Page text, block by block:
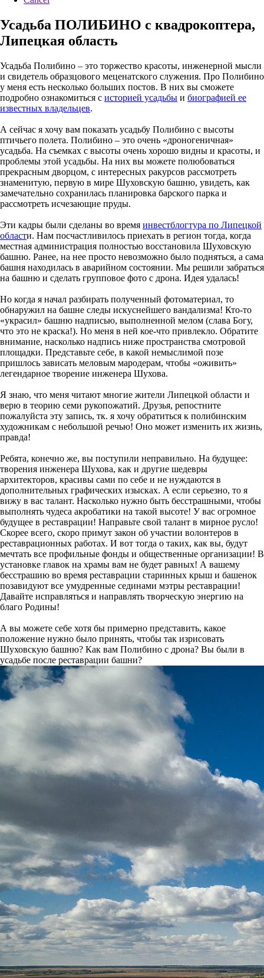
Усадьба ПОЛИБИНО с квадрокоптера,
Липецкая область
Усадьба Полибино – это торжество красоты, инженерной мысли
и свидетель образцового меценатского служения. Про Полибино
у меня есть несколько больших постов. В них вы сможете
подробно ознакомиться с историей усадьбы и биографией ее
известных владельцев.
А сейчас я хочу вам показать усадьбу Полибино с высоты
птичьего полета. Полибино – это очень «дроногеничная»
усадьба. На съемках с высоты очень хорошо видны и красоты, и
проблемы этой усадьбы. На них вы можете полюбоваться
прекрасным дворцом, с интересных ракурсов рассмотреть
знаменитую, первую в мире Шуховскую башню, увидеть, как
замечательно сохранилась планировка барского парка и
рассмотреть исчезающие пруды.
Эти кадры были сделаны во время инвестблогтура по Липецкой
области. Нам посчастливилось приехать в регион тогда, когда
местная администрация полностью восстановила Шуховскую
башню. Ранее, на нее просто невозможно было подняться, а сама
башня находилась в аварийном состоянии. Мы решили забраться
на башню и сделать групповое фото с дрона. Идея удалась!
Но когда я начал разбирать полученный фотоматериал, то
обнаружил на башне следы искуснейшего вандализма! Кто-то
«украсил» башню надписью, выполненной мелом (слава Богу,
что это не краска!). Но меня в ней кое-что привлекло. Обратите
внимание, насколько надпись ниже пространства смотровой
площадки. Представьте себе, в какой немыслимой позе
пришлось зависать меловым мародерам, чтобы «оживить»
легендарное творение инженера Шухова.
Я знаю, что меня читают многие жители Липецкой области и
верю в теорию семи рукопожатий. Друзья, репостните
пожалуйста эту запись, тк. я хочу обратиться к полибинским
художникам с небольшой речью! Оно может изменить их жизнь,
правда!
Ребята, конечно же, вы поступили неправильно. На будущее:
творения инженера Шухова, как и другие шедевры
архитекторов, красивы сами по себе и не нуждаются в
дополнительных графических изысках. А если серьезно, то я
вижу в вас талант. Насколько нужно быть бесстрашными, чтобы
выполнять чудеса акробатики на такой высоте! У вас огромное
будущее в реставрации! Направьте свой талант в мирное русло!
Скорее всего, скоро примут закон об участии волонтеров в
реставрационных работах. И вот тогда о таких, как вы, будут
мечтать все профильные фонды и общественные организации! В
установке главок на храмы вам не будет равных! А вашему
бесстрашию во время реставрации старинных крыш и башенок
позавидуют все умудренные сединами мэтры реставрации!
Давайте исправляться и направлять творческую энергию на
благо Родины!
А вы можете себе хотя бы примерно представить, какое
положение нужно было принять, чтобы так изрисовать
Шуховскую башню? Как вам Полибино с дрона? Вы были в
усадьбе после реставрации башни?